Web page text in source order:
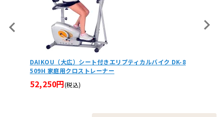
【欠品中 7月中旬以降発送予定】DAIKOU（大広）家庭用
アップライトバイク DK-8507 エアロバイク
32,780円(税込)